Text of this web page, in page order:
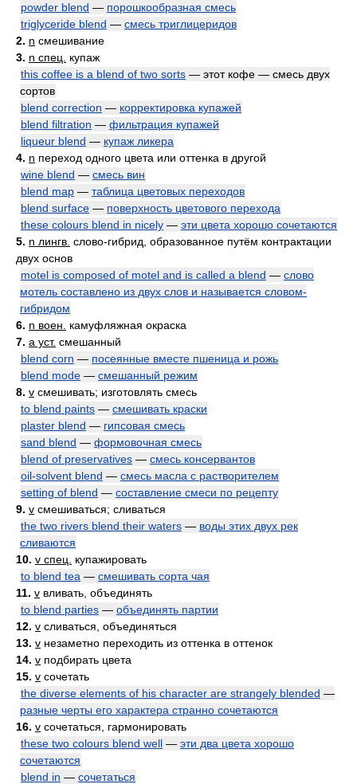
powder blend — порошкообразная смесь
triglyceride blend — смесь триглицеридов
2. n смешивание
3. n спец.
купаж
this coffee is a blend of two sorts — этот кофе — смесь двух
сортов
blend correction — корректировка купажей
blend filtration — фильтрация купажей
liqueur blend — купаж ликера
4. n переход одного цвета или оттенка в другой
wine blend — смесь вин
blend map — таблица цветовых переходов
blend surface — поверхность цветового перехода
these colours blend in nicely — эти цвета хорошо сочетаются
5. n лингв. слово-гибрид, образованное путём контрактации
двух основ
motel is composed of motel and is called a blend — слово
мотель составлено из двух слов и называется словом-
гибридом
6. n воен.
камуфляжная окраска
7. a уст. смешанный
blend corn — посеянные вместе пшеница и рожь
blend mode — смешанный режим
8. v смешивать; изготовлять смесь
to blend paints — смешивать краски
plaster blend — гипсовая смесь
sand blend — формовочная смесь
blend of preservatives — смесь консервантов
oil-solvent blend — смесь масла с растворителем
setting of blend — составление смеси по рецепту
9. v смешиваться; сливаться
the two rivers blend their waters — воды этих двух рек
сливаются
10. v спец.
купажировать
to blend tea — смешивать сорта чая
11. v вливать, объединять
to blend parties — объединять партии
12. v сливаться, объединяться
13. v незаметно переходить из оттенка в оттенок
14. v подбирать цвета
15. v сочетать
the diverse elements of his character are strangely blended —
разные черты его характера странно сочетаются
16. v сочетаться, гармонировать
these two colours blend well — эти два цвета хорошо
сочетаются
blend in — сочетаться